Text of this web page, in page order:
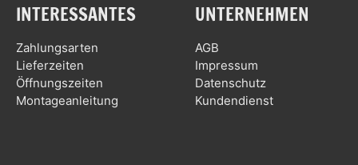
INTERESSANTES
Zahlungsarten
Lieferzeiten
Öffnungszeiten
Montageanleitung
UNTERNEHMEN
AGB
Impressum
Datenschutz
Kundendienst